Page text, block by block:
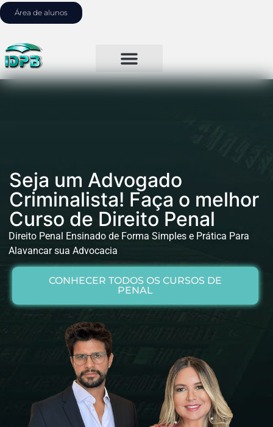
Área de alunos
Seja um Advogado
Criminalista! Faça o melhor
Curso de Direito Penal
Direito Penal Ensinado de Forma Simples e Prática Para
Alavancar sua Advocacia
CONHECER TODOS OS CURSOS DE
PENAL